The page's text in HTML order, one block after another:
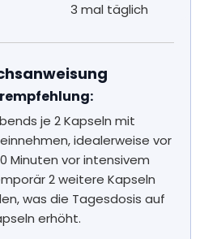
3 mal täglich
je 2 Kapseln mit
idealerweise vor
Minuten vor intensivem
2 weitere Kapseln
was die Tagesdosis auf
erhöht.